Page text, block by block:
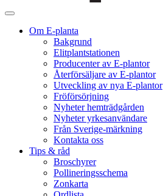
Om E-planta
Bakgrund
Elitplantstationen
Producenter av E-plantor
Återförsäljare av E-plantor
Utveckling av nya E-plantor
Fröförsörjning
Nyheter hemträdgården
Nyheter yrkesanvändare
Från Sverige-märkning
Kontakta oss
Tips & råd
Broschyrer
Pollineringsschema
Zonkarta